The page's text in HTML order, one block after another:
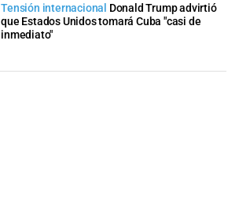
Tensión internacional Donald Trump advirtió
que Estados Unidos tomará Cuba "casi de
inmediato"